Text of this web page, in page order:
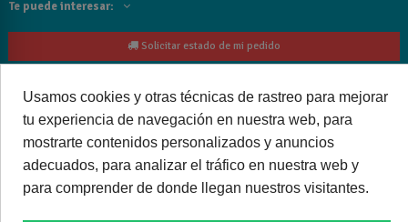
Te puede interesar:
Solicitar estado de mi pedido
Siguenos
Cancelar o devolver un pedido
Usamos cookies y otras técnicas de rastreo para mejorar
tu experiencia de navegación en nuestra web, para
mostrarte contenidos personalizados y anuncios
adecuados, para analizar el tráfico en nuestra web y
para comprender de donde llegan nuestros visitantes.